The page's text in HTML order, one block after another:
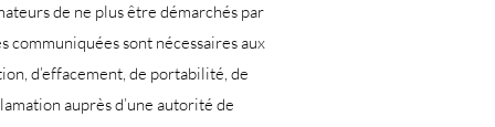
de ne plus être démarchés par
communiquées sont nécessaires aux
d’effacement, de portabilité, de
auprès d’une autorité de